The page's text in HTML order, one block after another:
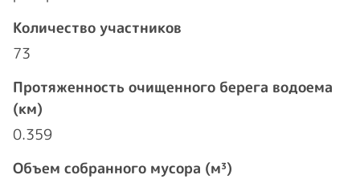
Количество участников
73
Протяженность очищенного берега водоема
(км)
0.359
Объем собранного мусора (м³)